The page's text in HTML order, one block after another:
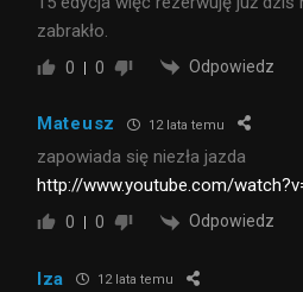
zabrakło.
0 0 Odpowiedz
Mateusz 12 lata temu
zapowiada się niezła jazda
http://www.youtube.com/
0 0 Odpowiedz
Iza 12 lata temu